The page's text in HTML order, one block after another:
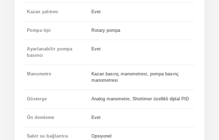
Kazan yalıtımı Evet
Pompa tipi Rotary pompa
Ayarlanabilir pompa
basıncı
Evet
Manometre
Kazan basınç manometresi, pompa basınç
manometresi
Gösterge Analog manometre, Shottimer özellikli dijital PID
Ön demleme Evet
Sabit su bağlantısı Opsiyonel